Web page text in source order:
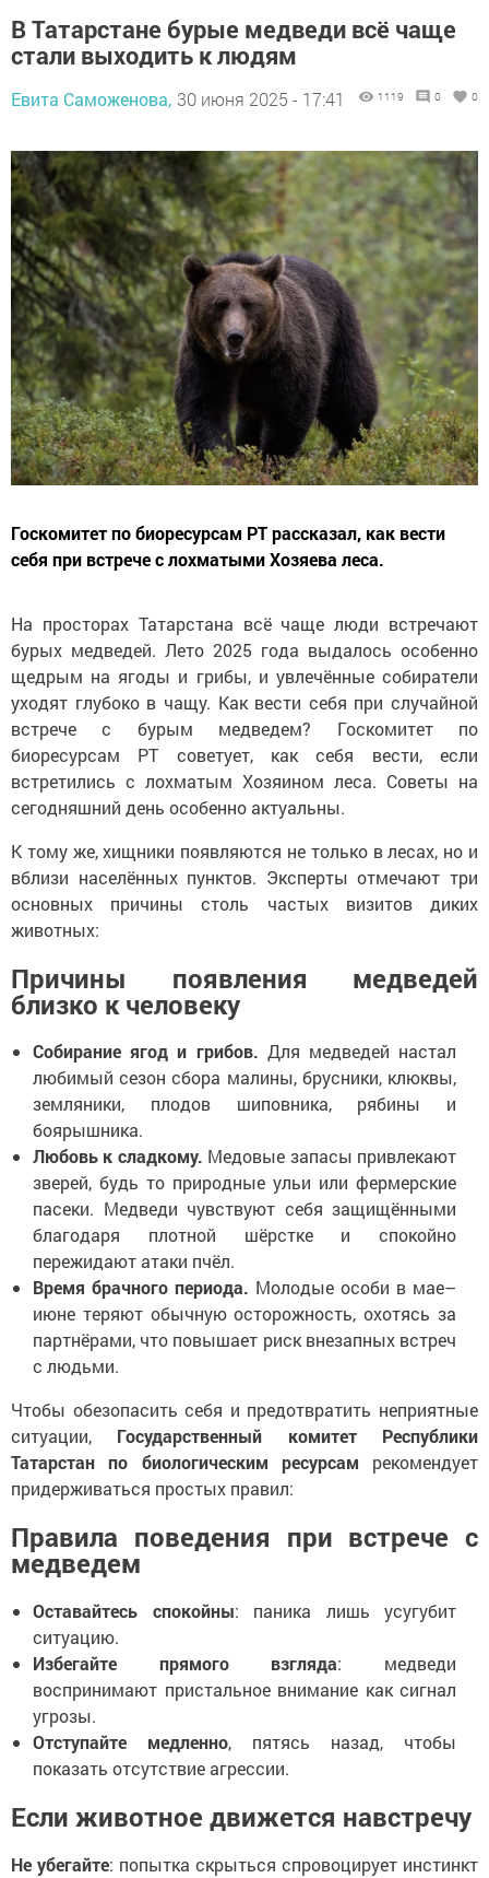
В Татарстане бурые медведи всё чаще
стали выходить к людям
Евита Саможенова, 30 июня 2025 - 17:41 1119 0 0
Госкомитет по биоресурсам РТ рассказал, как вести
себя при встрече с лохматыми Хозяева леса.
На просторах Татарстана всё чаще люди встречают
бурых медведей. Лето 2025 года выдалось особенно
щедрым на ягоды и грибы, и увлечённые собиратели
уходят глубоко в чащу. Как вести себя при случайной
встрече с бурым медведем? Госкомитет по
биоресурсам РТ советует, как себя вести, если
встретились с лохматым Хозяином леса. Советы на
сегодняшний день особенно актуальны.
К тому же, хищники появляются не только в лесах, но и
вблизи населённых пунктов. Эксперты отмечают три
основных причины столь частых визитов диких
животных:
Причины появления медведей
близко к человеку
Собирание ягод и грибов. Для медведей настал
любимый сезон сбора малины, брусники, клюквы,
земляники, плодов шиповника, рябины и
боярышника.
Любовь к сладкому. Медовые запасы привлекают
зверей, будь то природные ульи или фермерские
пасеки. Медведи чувствуют себя защищёнными
благодаря плотной шёрстке и спокойно
пережидают атаки пчёл.
Время брачного периода. Молодые особи в мае–
июне теряют обычную осторожность, охотясь за
партнёрами, что повышает риск внезапных встреч
с людьми.
Чтобы обезопасить себя и предотвратить неприятные
ситуации, Государственный комитет Республики
Татарстан по биологическим ресурсам рекомендует
придерживаться простых правил:
Правила поведения при встрече с
медведем
Оставайтесь спокойны: паника лишь усугубит
ситуацию.
Избегайте прямого взгляда: медведи
воспринимают пристальное внимание как сигнал
угрозы.
Отступайте медленно, пятясь назад, чтобы
показать отсутствие агрессии.
Если животное движется навстречу
Не убегайте: попытка скрыться спровоцирует инстинкт